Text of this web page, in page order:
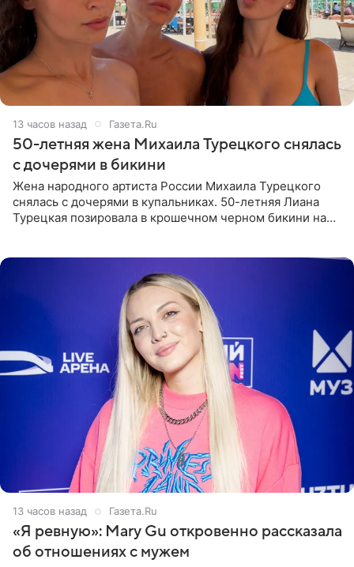
13 часов назад Газета.Ru
50-летняя жена Михаила Турецкого снялась
с дочерями в бикини
Жена народного артиста России Михаила Турецкого
снялась с дочерями в купальниках. 50-летняя Лиана
Турецкая позировала в крошечном черном бикини на
13 часов назад Газета.Ru
«Я ревную»: Mary Gu откровенно рассказала
об отношениях с мужем